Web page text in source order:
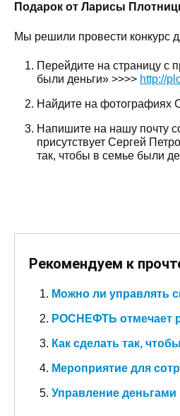
Подарок от Ларисы
Мы решили провести конкурс
Перейдите на страницу с
были деньги» >>>> http://
Найдите на фотографиях
Напишите на нашу почту
присутствует Сергей
так, чтобы в семье были
Рекомендуем к
Можно ли управлять
РОСНЕФТЬ отмечает
Как сделать так,
Мероприятие для
Управление